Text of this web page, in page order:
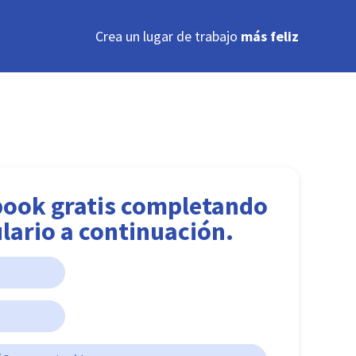
Crea un lugar de trabajo más feliz
gratis completando
a continuación.